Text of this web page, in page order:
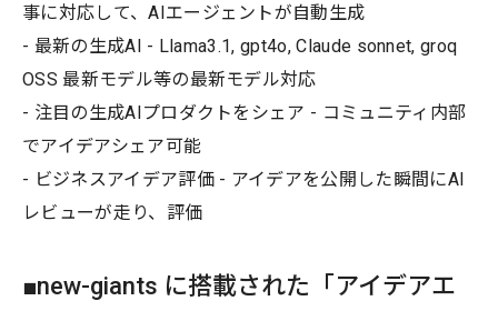
事に対応して、AIエージェントが自動生成
- 最新の生成AI - Llama3.1, gpt4o, Claude sonnet, groq
OSS 最新モデル等の最新モデル対応
- 注目の生成AIプロダクトをシェア - コミュニティ内部
でアイデアシェア可能
- ビジネスアイデア評価 - アイデアを公開した瞬間にAI
レビューが走り、評価
■new-giants に搭載された「アイデアエ